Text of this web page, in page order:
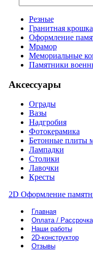
Резные
Гранитная крошка
Оформление
Мрамор
Мемориальные
Памятники
Аксессуары
Ограды
Вазы
Надгробия
Фотокерамика
Бетонные плиты
Лампадки
Столики
Лавочки
Кресты
2D Оформление
Главная
Оплата / Рассрочка
Наши работы
2D-конструктор
Отзывы